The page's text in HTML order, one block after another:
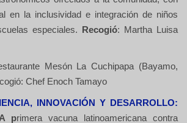
en la inclusividad e integración de niños
especiales.
Recogió: Martha Luisa
Mesón La Cuchipapa (Bayamo,
Chef Enoch Tamayo
INNOVACIÓN Y DESARROLLO:
primera vacuna latinoamericana contra